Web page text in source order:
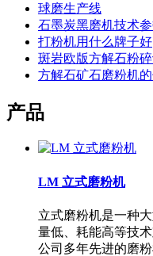
球磨生产线
石墨炭黑磨机技术
打粉机用什么牌子好
斑岩欧版方解石粉
方解石矿石磨粉机
产品
LM 立式磨粉机
立式磨粉机是一种
量低、耗能高等技
公司多年先进的磨